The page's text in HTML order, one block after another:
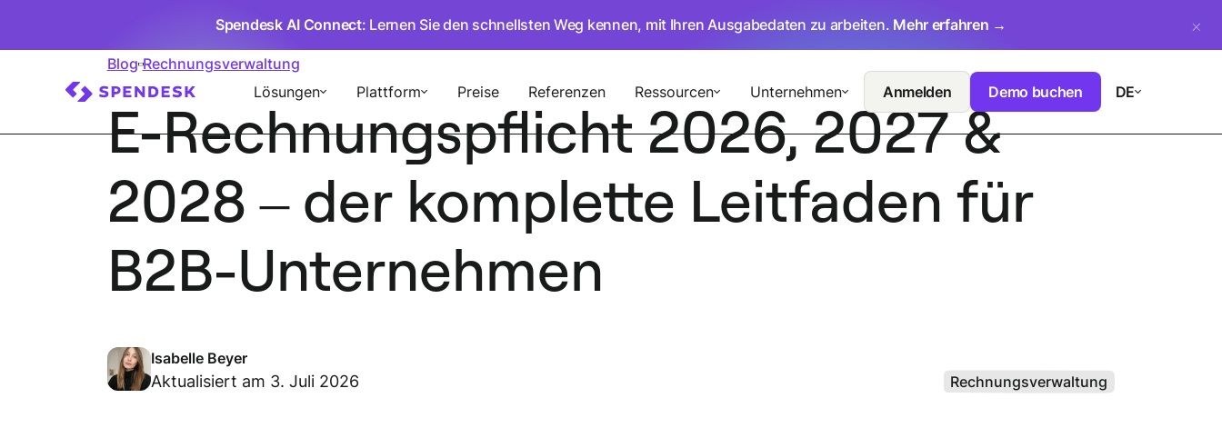
Spendesk AI Connect: Lernen Sie den schnellsten Weg kennen, mit Ihren Ausgabedaten zu arbeiten. Mehr erfahren →
Lösungen Plattform Preise Referenzen Ressourcen Unternehmen Anmelden Demo buchen DE
Blog Rechnungsverwaltung
E-Rechnungspflicht 2026, 2027 &
2028 – der komplette Leitfaden für
B2B-Unternehmen
Isabelle Beyer
Aktualisiert am 3. Juli 2026 Rechnungsverwaltung